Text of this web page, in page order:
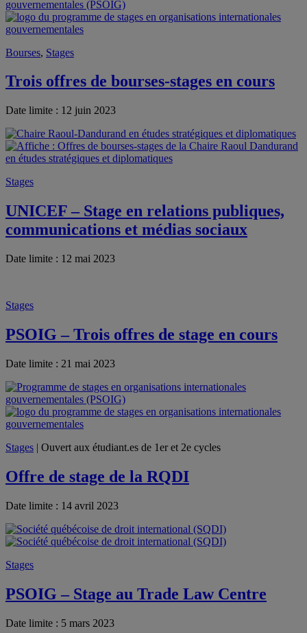
Bourses, Stages
Trois offres de bourses-stages en cours
Date limite : 12 juin 2023
Stages
UNICEF – Stage en relations publiques,
communications et médias sociaux
Date limite : 12 mai 2023
Stages
PSOIG – Trois offres de stage en cours
Date limite : 21 mai 2023
Stages | Ouvert aux étudiant.es de 1er et 2e cycles
Offre de stage de la RQDI
Date limite : 14 avril 2023
Stages
PSOIG – Stage au Trade Law Centre
Date limite : 5 mars 2023